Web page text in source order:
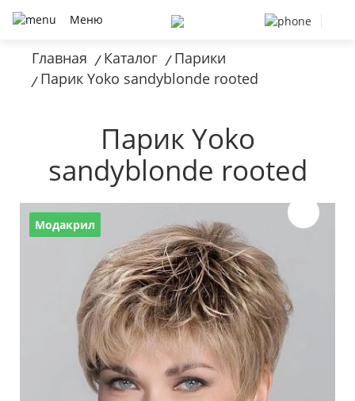
Меню
Главная / Каталог / Парики
/ Парик Yoko sandyblonde rooted
Парик Yoko
sandyblonde rooted
Модакрил